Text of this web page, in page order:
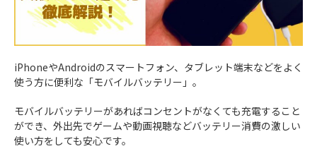
iPhoneやAndroidのスマートフォン、タブレット端末などをよく
使う方に便利な「モバイルバッテリー」。
モバイルバッテリーがあればコンセントがなくても充電すること
ができ、外出先でゲームや動画視聴などバッテリー消費の激しい
使い方をしても安心です。